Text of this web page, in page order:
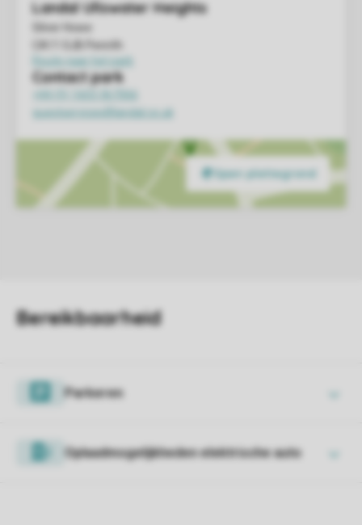
Parkeren
Oplaadmogelijkheden elektrische auto